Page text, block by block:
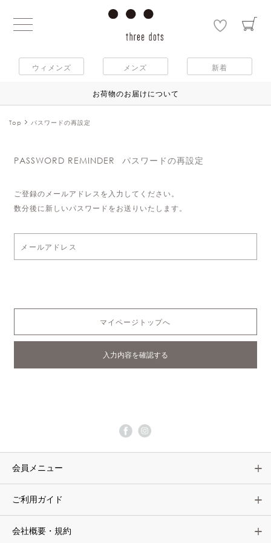
ウィメンズ メンズ 新着
お荷物のお届けについて
Top パスワードの再設定
PASSWORD REMINDER パスワードの再設定
ご登録のメールアドレスを入力してください。
数分後に新しいパスワードをお送りいたします。
マイページトップへ
会員メニュー
ご利用ガイド
会社概要・規約